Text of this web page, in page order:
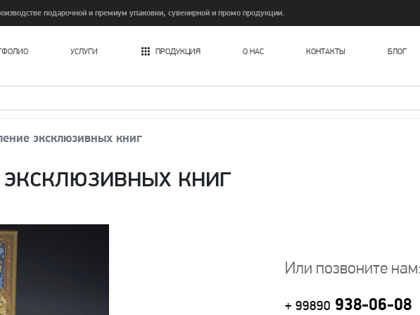
подарочной и премиум упаковки, сувенирной и промо продукции.
УСЛУГИ ПРОДУКЦИЯ О НАС КОНТАКТЫ БЛОГ
эксклюзивных книг
книг
Или позвоните нам:
+ 99890 938-06-08